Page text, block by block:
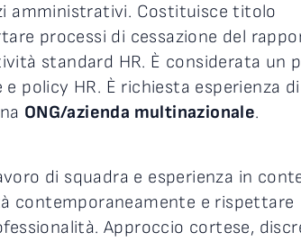
amministrativi. Costituisce titolo
processi di cessazione del
standard HR. È considerata un
policy HR. È richiesta esperienza di
ONG/azienda multinazionale.
di squadra e esperienza in
contemporaneamente e rispettare
Approccio cortese,